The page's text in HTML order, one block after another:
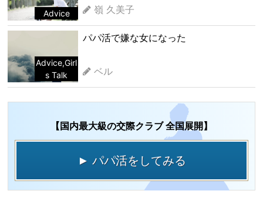
Advice 嶺 久美子
Advice,Girl
s Talk
パパ活で嫌な女になった
ベル
【国内最大級の交際クラブ 全国展開】
► パパ活をしてみる